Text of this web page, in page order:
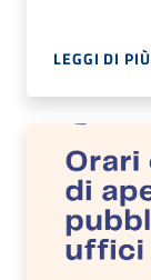
LEGGI DI PIÙ